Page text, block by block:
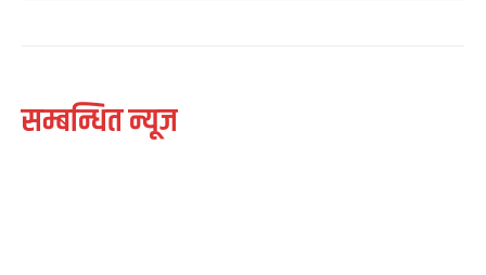
सम्बन्धित न्यूज